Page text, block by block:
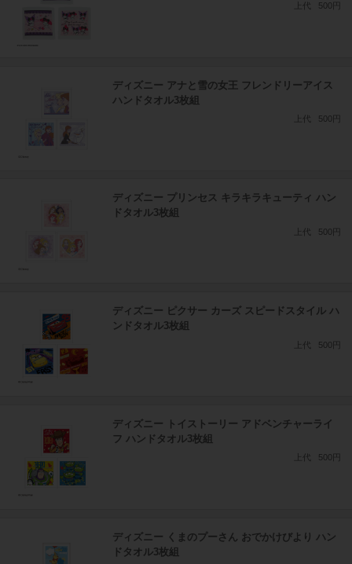
上代 500円
ディズニー アナと雪の女王 フレンドリーアイス
ハンドタオル3枚組
上代 500円
ディズニー プリンセス キラキラキューティ ハン
ドタオル3枚組
上代 500円
ディズニー ピクサー カーズ スピードスタイル ハ
ンドタオル3枚組
上代 500円
ディズニー トイストーリー アドベンチャーライ
フ ハンドタオル3枚組
上代 500円
ディズニー くまのプーさん おでかけびより ハン
ドタオル3枚組